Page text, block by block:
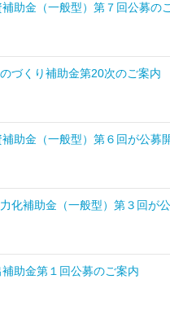
補助金（一般型）第７回公募
づくり補助金第20次のご案内
助金（一般型）第６回が公募
化補助金（一般型）第３回が
助金第１回公募のご案内